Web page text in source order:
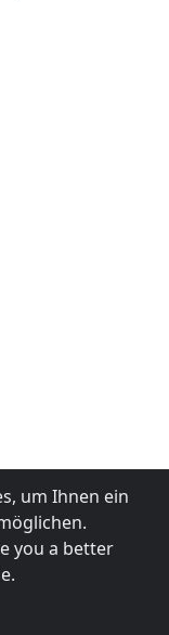
um Ihnen ein
you a better